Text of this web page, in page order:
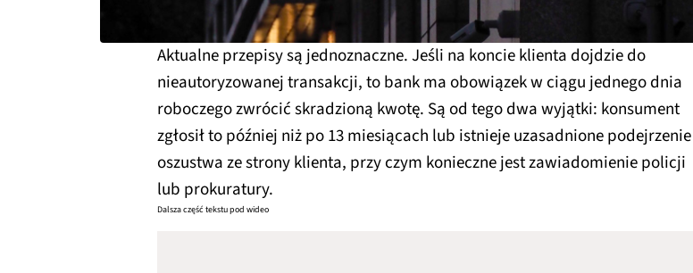
Aktualne przepisy są jednoznaczne. Jeśli na koncie klienta dojdzie do
nieautoryzowanej transakcji, to bank ma obowiązek w ciągu jednego dnia
roboczego zwrócić skradzioną kwotę. Są od tego dwa wyjątki: konsument
zgłosił to później niż po 13 miesiącach lub istnieje uzasadnione podejrzenie
oszustwa ze strony klienta, przy czym konieczne jest zawiadomienie policji
lub prokuratury.
Dalsza część tekstu pod wideo